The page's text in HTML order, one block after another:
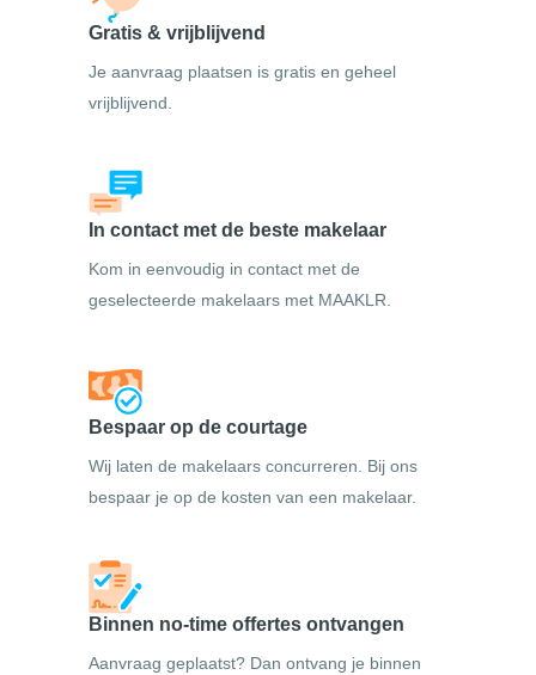
Gratis & vrijblijvend
Je aanvraag plaatsen is gratis en geheel
vrijblijvend.
In contact met de beste makelaar
Kom in eenvoudig in contact met de
geselecteerde makelaars met MAAKLR.
Bespaar op de courtage
Wij laten de makelaars concurreren. Bij ons
bespaar je op de kosten van een makelaar.
Binnen no-time offertes ontvangen
Aanvraag geplaatst? Dan ontvang je binnen